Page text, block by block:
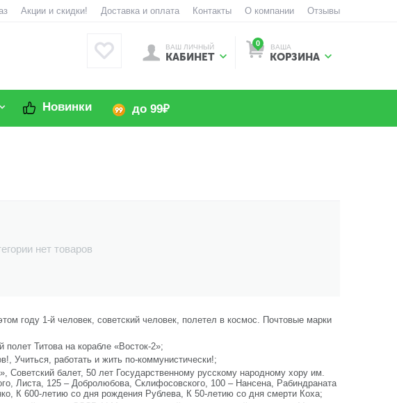
Акции и скидки! Доставка и оплата Контакты О компании Отзывы
0 ВАША
КОРЗИНА
ВАШ ЛИЧНЫЙ
КАБИНЕТ
Новинки до 99₽
нет товаров
году 1-й человек, советский человек, полетел в космос. Почтовые марки
Титова на корабле «Восток-2»;
Учиться, работать и жить по-коммунистически!;
Советский балет, 50 лет Государственному русскому народному хору им.
Листа, 125 – Добролюбова, Склифосовского, 100 – Нансена, Рабиндраната
К 600-летию со дня рождения Рублева, К 50-летию со дня смерти Коха;